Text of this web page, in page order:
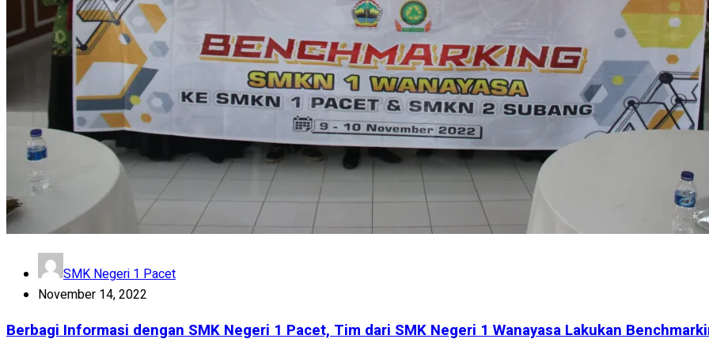
SMK Negeri 1 Pacet
November 14, 2022
Berbagi Informasi dengan SMK Negeri 1 Pacet, Tim dari SMK Negeri 1 Wanayasa Lakukan